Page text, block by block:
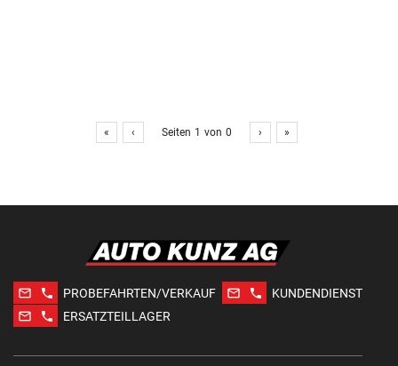
« ‹ Seiten 1 von 0 › »
mail_outline phone PROBEFAHRTEN/VERKAUF mail_outline phone
KUNDENDIENST
mail_outline
phone ERSATZTEILLAGER